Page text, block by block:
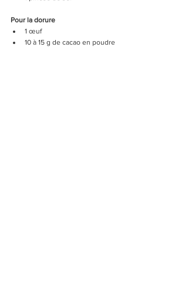
Pour la dorure
1 œuf
10 à 15 g de cacao en poudre